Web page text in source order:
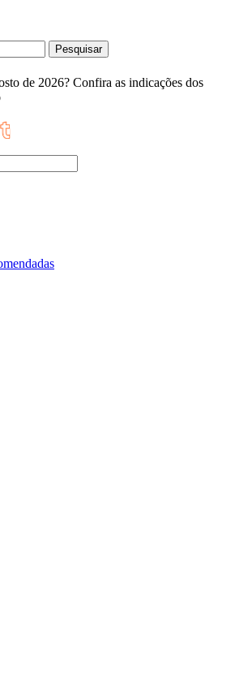
de 2026? Confira as indicações dos